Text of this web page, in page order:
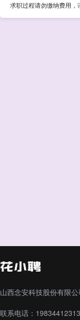
求职过程请勿缴纳费用
山西念安科技股份有限公
联系电话：19834412313